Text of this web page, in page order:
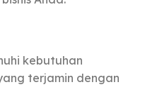
kebutuhan
terjamin dengan